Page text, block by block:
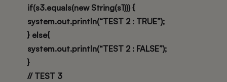
if(s3.equals(new String(s1))) {
system.out.println(“TEST 2 : TRUE”);
} else{
system.out.println(“TEST 2 : FALSE”);
}
// TEST 3